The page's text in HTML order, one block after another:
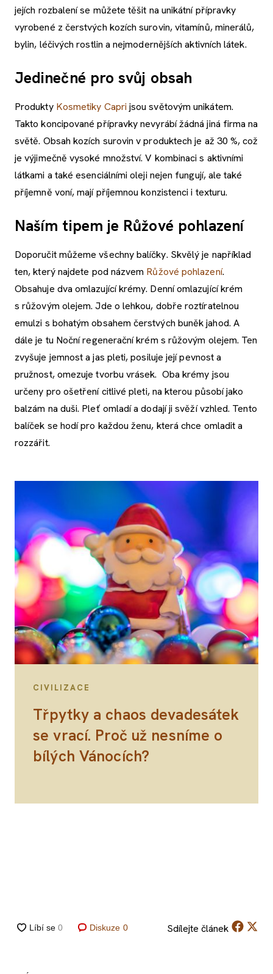
jejích rozbalení se můžete těšit na unikátní přípravky
vyrobené z čerstvých kozích surovin, vitamínů, minerálů,
bylin, léčivých rostlin a nejmodernějších aktivních látek.
Jedinečné pro svůj obsah
Produkty Kosmetiky Capri jsou světovým unikátem.
Takto koncipované přípravky nevyrábí žádná jiná firma na
světě. Obsah kozích surovin v produktech je až 30 %, což
je výjimečně vysoké množství. V kombinaci s aktivními
látkami a také esenciálními oleji nejen fungují, ale také
příjemně voní, mají příjemnou konzistenci i texturu.
Naším tipem je Růžové pohlazení
Doporučit můžeme všechny balíčky. Skvělý je například
ten, který najdete pod názvem Růžové pohlazení.
Obsahuje dva omlazující krémy. Denní omlazující krém
s růžovým olejem. Jde o lehkou, dobře roztíratelnou
emulzi s bohatým obsahem čerstvých buněk jahod. A
dále je tu Noční regenerační krém s růžovým olejem. Ten
zvyšuje jemnost a jas pleti, posiluje její pevnost a
pružnost, omezuje tvorbu vrásek. Oba krémy jsou
určeny pro ošetření citlivé pleti, na kterou působí jako
balzám na duši. Pleť omladí a dodají ji svěží vzhled. Tento
balíček se hodí pro každou ženu, která chce omladit a
rozzářit.
CIVILIZACE
Třpytky a chaos devadesátek
se vrací. Proč už nesníme o
bílých Vánocích?
Diskuze 0 Sdílejte článek